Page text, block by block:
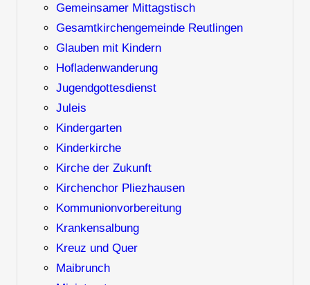
Gemeinsamer Mittagstisch
Gesamtkirchengemeinde Reutlingen
Glauben mit Kindern
Hofladenwanderung
Jugendgottesdienst
Juleis
Kindergarten
Kinderkirche
Kirche der Zukunft
Kirchenchor Pliezhausen
Kommunionvorbereitung
Krankensalbung
Kreuz und Quer
Maibrunch